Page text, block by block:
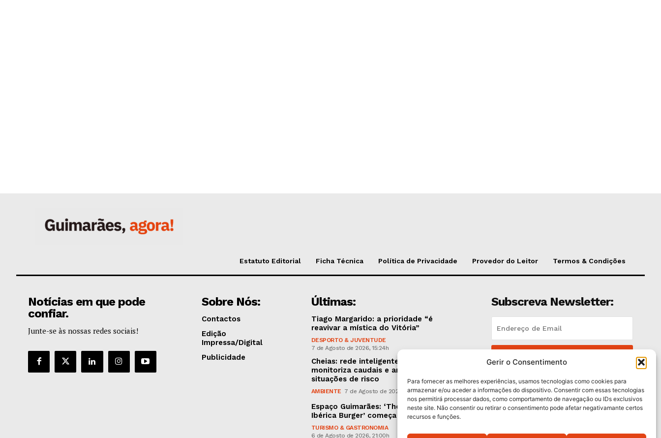
Gerir o Consentimento
Para fornecer as melhores experiências, usamos tecnologias como cookies para
armazenar e/ou aceder a informações do dispositivo. Consentir com essas tecnologias
nos permitirá processar dados, como comportamento de navegação ou IDs exclusivos
neste site. Não consentir ou retirar o consentimento pode afetar negativamante certos
recursos e funções.
Estatuto Editorial Ficha Técnica Política de Privacidade Provedor do Leitor Termos & Condições
Notícias em que pode
confiar.
Junte-se às nossas redes sociais!
Sobre Nós:
Contactos
Edição
Impressa/Digital
Publicidade
Últimas:
Tiago Margarido: a prioridade “é
reavivar a mística do Vitória”
DESPORTO & JUVENTUDE
7 de Agosto de 2026, 15:24h
Cheias: rede inteligente de sensores
monitoriza caudais e antecipa
situações de risco
AMBIENTE 7 de Agosto de 2026, 12:19h
Espaço Guimarães: ‘The Golden
Ibérica Burger’ começa hoje
TURISMO & GASTRONOMIA
6 de Agosto de 2026, 21:00h
Subscreva Newsletter:
Li e aceito aPolítica de Privacidade .